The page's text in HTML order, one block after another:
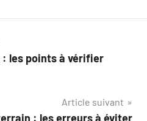
les points à vérifier
Article suivant
: les erreurs à éviter